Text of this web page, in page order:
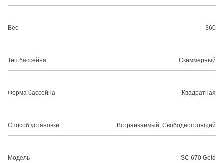
Вес 360
Тип бассейна Скиммерный
Форма бассейна Квадратная
Способ установки Встраиваемый, Свободностоящий
Модель SC 670 Gold